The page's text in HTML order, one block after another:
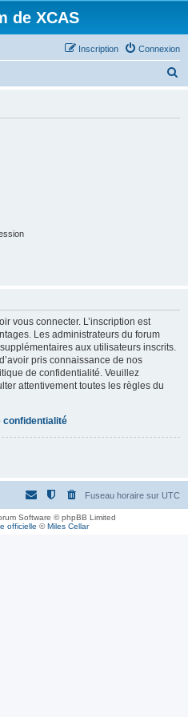
de XCAS
Connexion
Inscription
vous connecter. L’inscription est
Les administrateurs du forum
aux utilisateurs inscrits.
pris connaissance de nos
de confidentialité. Veuillez
attentivement toutes les règles du
confidentialité
Fuseau horaire sur UTC
Software © phpBB Limited
officielle ©Miles Cellar